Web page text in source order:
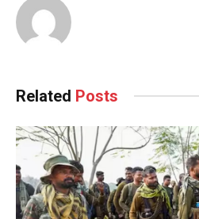
Related Posts